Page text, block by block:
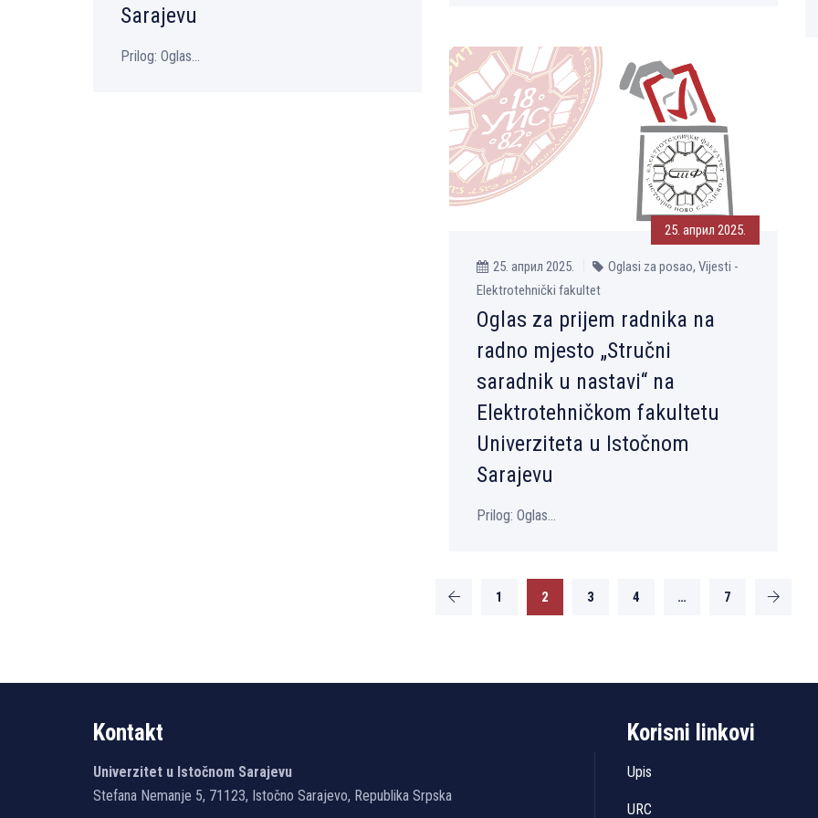
Sarajevu
Prilog: Oglas...
25. април 2025.
25. април 2025.
Oglasi za posao, Vijesti -
Elektrotehnički fakultet
Oglas za prijem radnika na
radno mjesto „Stručni
saradnik u nastavi“ na
Elektrotehničkom fakultetu
Univerziteta u Istočnom
Sarajevu
Prilog: Oglas...
1 2 3 4 … 7
Kontakt
Univerzitet u Istočnom Sarajevu
Stefana Nemanje 5, 71123, Istočno Sarajevo, Republika Srpska
Korisni linkovi
Upis
URC